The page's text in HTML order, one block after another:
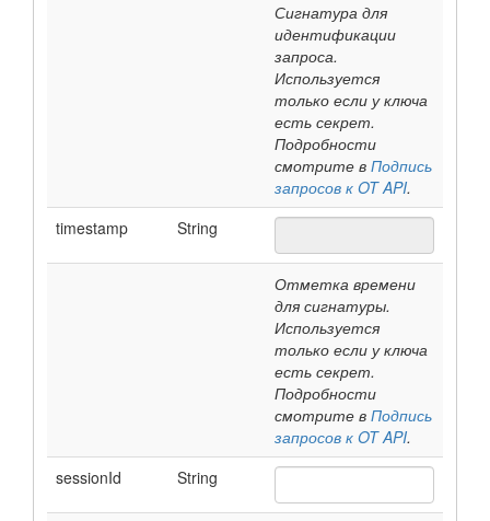
Сигнатура для
идентификации
запроса.
Используется
только если у ключа
есть секрет.
Подробности
смотрите в Подпись
запросов к OT API.
timestamp
String
Отметка времени
для сигнатуры.
Используется
только если у ключа
есть секрет.
Подробности
смотрите в Подпись
запросов к OT API.
sessionId
String